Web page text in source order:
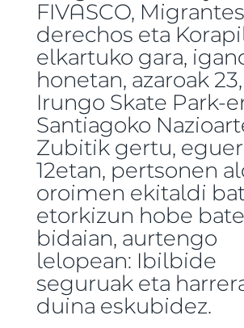
FIVASCO,
derechos eta
elkartuko gara,
honetan, azaroak 23,
Irungo Skate Park-
Santiagoko
Zubitik gertu,
12etan, pertsonen
oroimen ekitaldi
etorkizun hobe
bidaian, aurtengo
lelopean: Ibilbide
seguruak eta
duina eskubidez.